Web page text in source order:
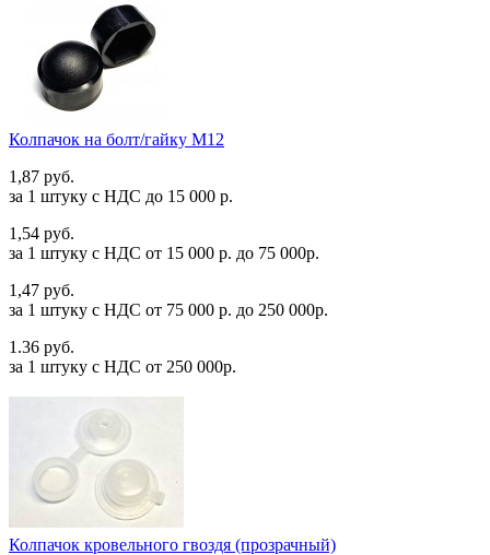
Колпачок на болт/гайку М12
1,87 руб.
за 1 штуку c НДС до 15 000 р.
1,54 руб.
за 1 штуку c НДС от 15 000 р. до 75 000р.
1,47 руб.
за 1 штуку c НДС от 75 000 р. до 250 000р.
1.36 руб.
за 1 штуку c НДС от 250 000р.
Колпачок кровельного гвоздя (прозрачный)